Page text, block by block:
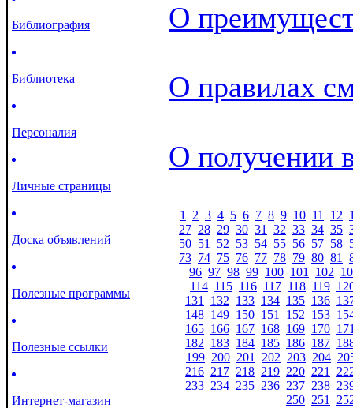
Библиография
Библиотека
Персоналия
Личные страницы
Доска объявлений
Полезные программы
Полезные ссылки
Интернет-магазин
О
О правилах
О получении
1 2 3 4 5 6 7 8 9 10 11 12
27 28 29 30 31 32 33 34 35
50 51 52 53 54 55 56 57 58
73 74 75 76 77 78 79 80 81
96 97 98 99 100 101 102
114 115 116 117 118 119
131 132 133 134 135 136
148 149 150 151 152 153
165 166 167 168 169 170
182 183 184 185 186 187
199 200 201 202 203 204
216 217 218 219 220 221
233 234 235 236 237 238
250 251